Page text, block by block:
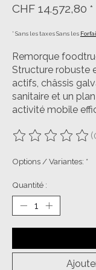
CHF 14.572,80 *
* Sans les taxes Sans les
Remorque
Structure robuste
actifs, châssis
sanitaire et un
activité mobile
Ce produit est
Options / Variantes: *
Quantité :